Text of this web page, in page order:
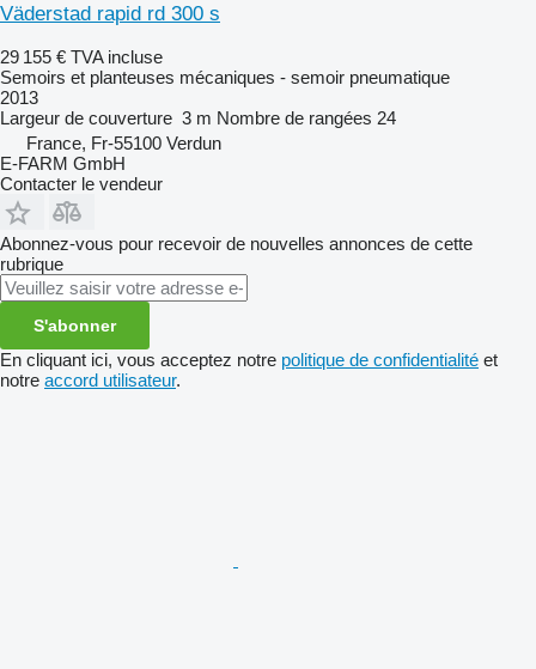
Väderstad rapid rd 300 s
29 155 € TVA incluse
Semoirs et planteuses mécaniques - semoir pneumatique
2013
Largeur de couverture 3 m Nombre de rangées 24
France, Fr-55100 Verdun
E-FARM GmbH
Contacter le vendeur
Abonnez-vous pour recevoir de nouvelles annonces de cette
rubrique
S'abonner
En cliquant ici, vous acceptez notre politique de confidentialité et
notre accord utilisateur.